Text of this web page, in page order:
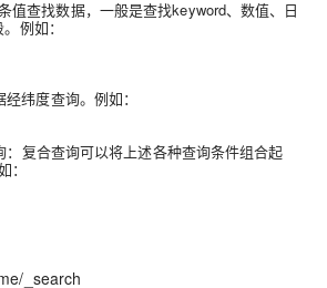
值查找数据，一般是查找keyword、数值、日
例如：
经纬度查询。例如：
：复合查询可以将上述各种查询条件组合起
_search